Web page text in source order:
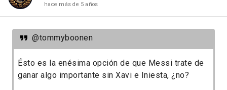
hace más de 5 años
@tommyboonen
Ésto es la enésima opción de que Messi trate de
ganar algo importante sin Xavi e Iniesta, ¿no?